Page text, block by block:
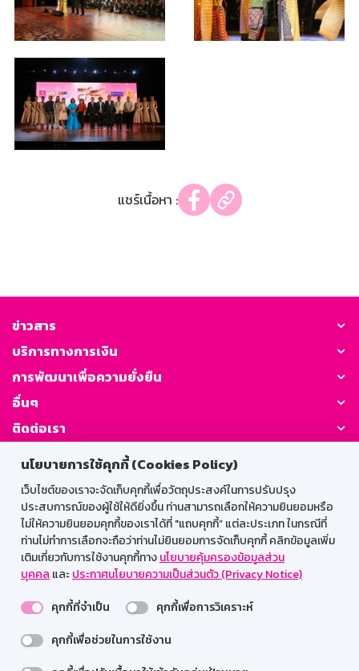
นโยบายการใช้คุกกี้ (Cookies Policy)
เว็บไซต์ของเราจะจัดเก็บคุกกี้เพื่อวัตถุประสงค์ในการปรับปรุง
ประสบการณ์ของผู้ใช้ให้ดียิ่งขึ้น ท่านสามารถเลือกให้ความยินยอมหรือ
ไม่ให้ความยินยอมคุกกี้ของเราได้ที่ "แถบคุกกี้” แต่ละประเภท ในกรณีที่
ท่านไม่ทำการเลือกจะถือว่าท่านไม่ยินยอมการจัดเก็บคุกกี้ คลิกข้อมูลเพิ่ม
เติมเกี่ยวกับการใช้งานคุกกี้ทางนโยบายคุ้มครองข้อมูลส่วน
บุคคล และประกาศนโยบายความเป็นส่วนตัว (Privacy Notice)
คุกกี้ที่จำเป็น
คุกกี้เพื่อการวิเคราะห์
คุกกี้เพื่อช่วยในการใช้งาน
แชร์เนื้อหา :
ข่าวสาร
บริการทางการเงิน
การพัฒนาเพื่อความยั่งยืน
อื่นๆ
ติดต่อเรา
GSB Society:
สำหรับพนักงาน
Web HR
GSB Wisdom
M-Search
เข้าสู่ระบบเน็ตเมล